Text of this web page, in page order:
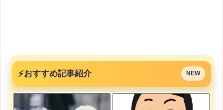
⚡おすすめ記事紹介 NEW